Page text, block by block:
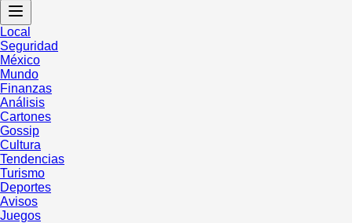
Local
Seguridad
México
Mundo
Finanzas
Análisis
Cartones
Gossip
Cultura
Tendencias
Turismo
Deportes
Avisos
Juegos